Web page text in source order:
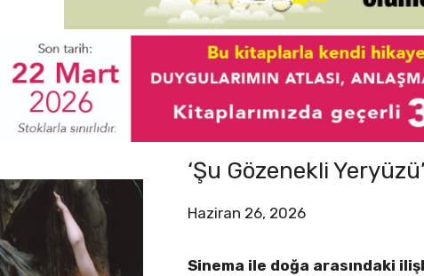
‘Şu Gözenekli
Haziran 26, 2026
Sinema ile doğa arasındaki